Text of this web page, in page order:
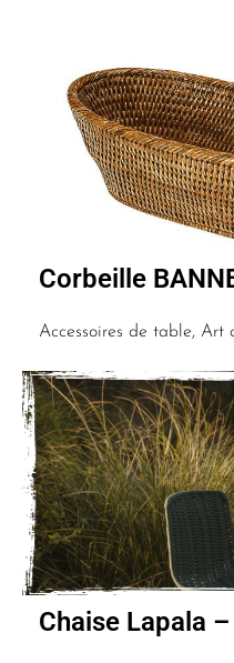
Corbeille
Accessoires de table, Art
Chaise Lapala